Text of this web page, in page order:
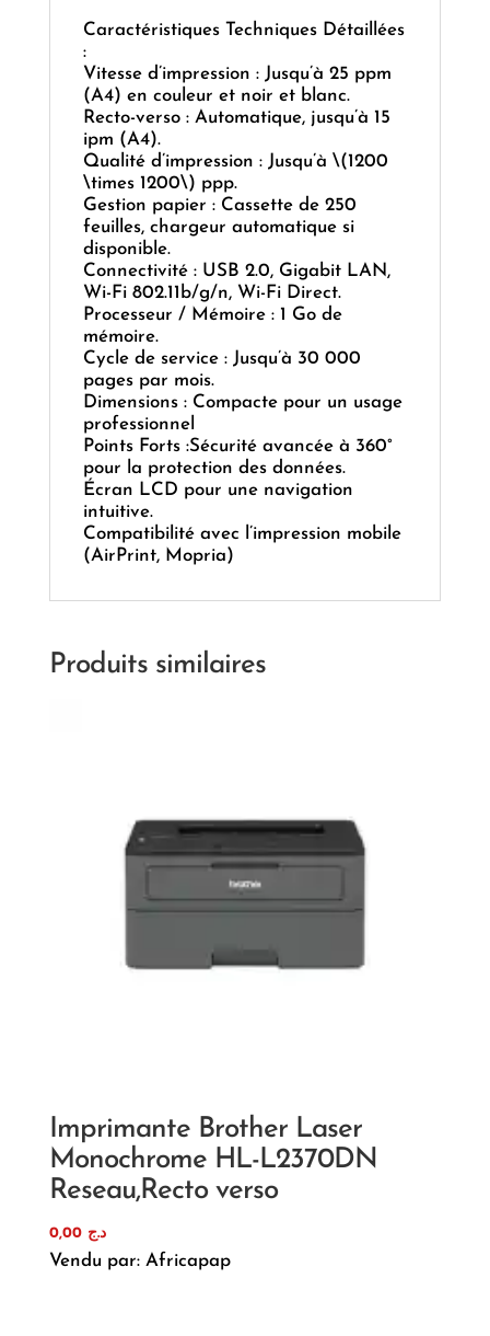
Caractéristiques Techniques Détaillées
:
Vitesse d’impression : Jusqu’à 25 ppm
(A4) en couleur et noir et blanc.
Recto-verso : Automatique, jusqu’à 15
ipm (A4).
Qualité d’impression : Jusqu’à \(1200
\times 1200\) ppp.
Gestion papier : Cassette de 250
feuilles, chargeur automatique si
disponible.
Connectivité : USB 2.0, Gigabit LAN,
Wi-Fi 802.11b/g/n, Wi-Fi Direct.
Processeur / Mémoire : 1 Go de
mémoire.
Cycle de service : Jusqu’à 30 000
pages par mois.
Dimensions : Compacte pour un usage
professionnel
Points Forts :Sécurité avancée à 360°
pour la protection des données.
Écran LCD pour une navigation
intuitive.
Compatibilité avec l’impression mobile
(AirPrint, Mopria)
Produits similaires
Imprimante Brother Laser
Monochrome HL-L2370DN
Reseau,Recto verso
د.ج 0,00
Vendu par: Africapap